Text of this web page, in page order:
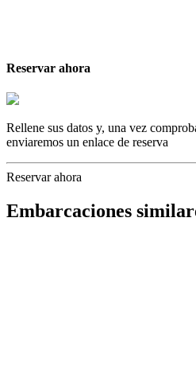
Reservar ahora
Rellene sus datos y, una vez
enviaremos un enlace de reserva
Reservar ahora
Embarcaciones